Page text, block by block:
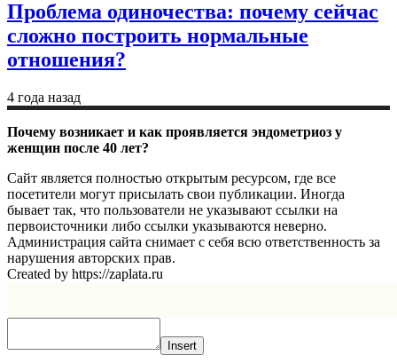
Проблема одиночества: почему сейчас
сложно построить нормальные
отношения?
4 года назад
Почему возникает и как проявляется эндометриоз у
женщин после 40 лет?
Сайт является полностью открытым ресурсом, где все
посетители могут присылать свои публикации. Иногда
бывает так, что пользователи не указывают ссылки на
первоисточники либо ссылки указываются неверно.
Администрация сайта снимает с себя всю ответственность за
нарушения авторских прав.
Created by https://zaplata.ru
Insert